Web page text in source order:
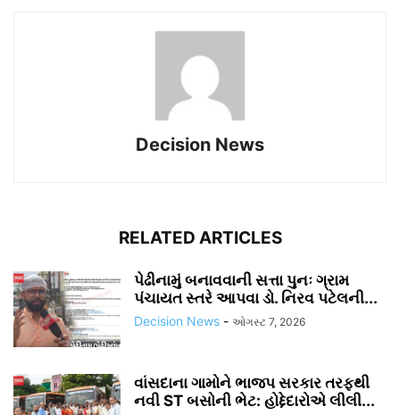
Decision News
RELATED ARTICLES
પેઢીનામું બનાવવાની સત્તા પુનઃ ગ્રામ
પંચાયત સ્તરે આપવા ડો. નિરવ પટેલની...
Decision News - ઓગસ્ટ 7, 2026
વાંસદાના ગામોને ભાજપ સરકાર તરફથી
નવી ST બસોની ભેટ: હોદ્દેદારોએ લીલી...